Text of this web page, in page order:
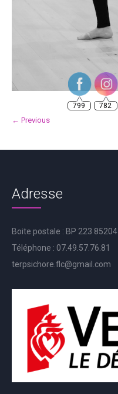
← Previous
Adresse
Boite postale : BP 223 85204
Téléphone : 07.49.57.76.81
terpsichore.flc@gmail.com
799 782